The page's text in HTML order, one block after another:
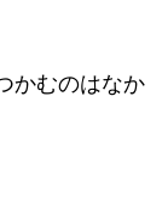
かむのはなか